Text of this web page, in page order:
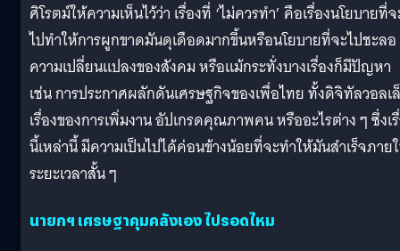
ศิโรตม์ให้ความเห็นไว้ว่า เรื่องที่ ‘ไม่ควรทำ’ คือเรื่องนโยบายที่
ไปทำให้การผูกขาดมันดุเดือดมากขึ้นหรือนโยบายที่จะไปชะลอ
ความเปลี่ยนแปลงของสังคม หรือแม้กระทั่งบางเรื่องก็มีปัญหา
เช่น การประกาศผลักดันเศรษฐกิจของเพื่อไทย ทั้งดิจิทัลวอลเ
เรื่องของการเพิ่มงาน อัปเกรดคุณภาพคน หรืออะไรต่าง ๆ ซึ่งเ
นี้เหล่านี้ มีความเป็นไปได้ค่อนข้างน้อยที่จะทำให้มันสำเร็จภาย
ระยะเวลาสั้น ๆ
นายกฯ เศรษฐาคุมคลังเอง ไปรอดไหม